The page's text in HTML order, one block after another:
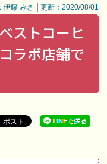
藤 みさ │更新：2020/08/01
ストコーヒ
ラボ店舗で